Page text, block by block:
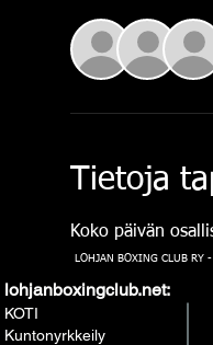
Tietoja
Koko päivän
LOHJAN BOXING CLUB
lohjanboxingclub.net:
KOTI
Kuntonyrkkeily